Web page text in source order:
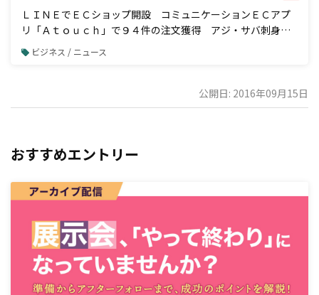
ＬＩＮＥでＥＣショップ開設 コミュニケーションＥＣアプ
リ「Ａｔｏｕｃｈ」で９４件の注文獲得 アジ・サバ刺身の
業務用加工品国内トップシェア 株式会社ジャパンシーフーズ
様の事例公開
ビジネス / ニュース
公開日: 2016年09月15日
おすすめエントリー